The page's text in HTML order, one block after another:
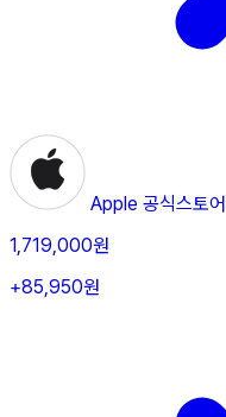
Apple 공식스토어
1,719,000원
+85,950원